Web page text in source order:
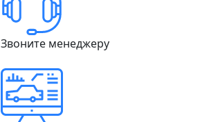
Звоните менеджеру